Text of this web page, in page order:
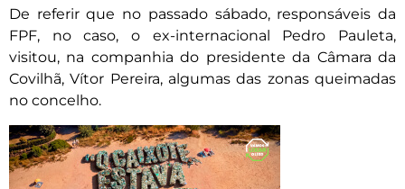
De referir que no passado sábado, responsáveis da
FPF, no caso, o ex-internacional Pedro Pauleta,
visitou, na companhia do presidente da Câmara da
Covilhã, Vítor Pereira, algumas das zonas queimadas
no concelho.